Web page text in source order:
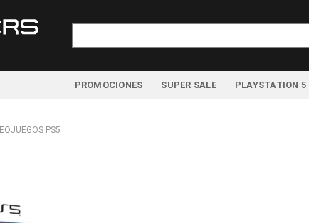
PROMOCIONES SUPER SALE PLAYSTATION 5
PS5